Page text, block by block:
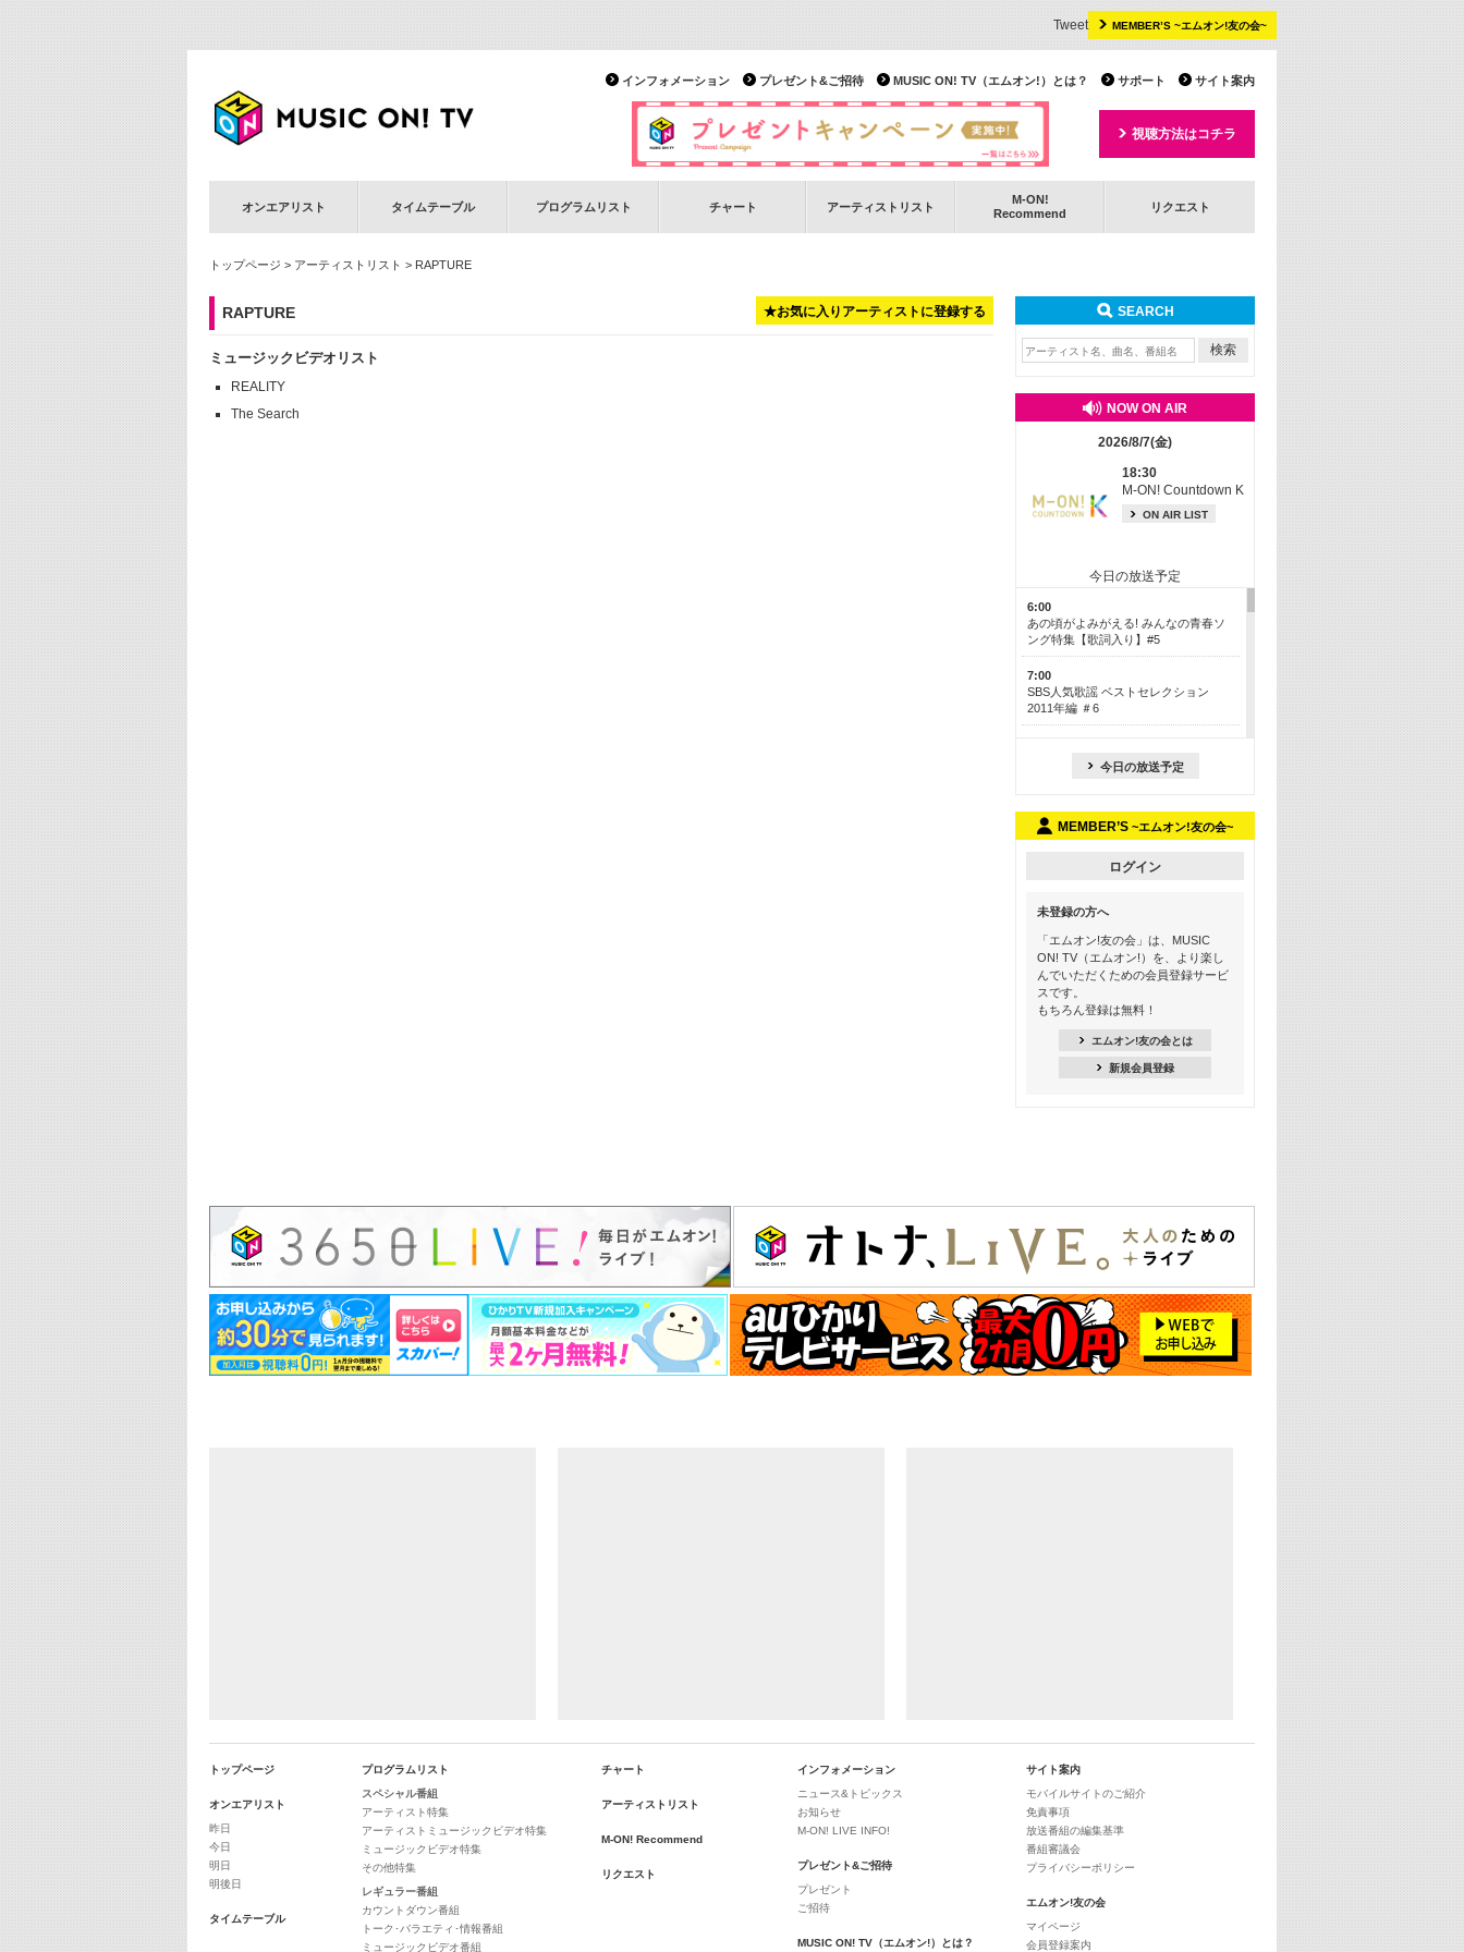
MEMBER’S ~エムオン!友の会~
Tweet
サイト案内
サポート
MUSIC ON! TV（エムオン!）とは？
プレゼント&ご招待
インフォメーション
視聴方法はコチラ
オンエアリスト タイムテーブル プログラムリスト チャート アーティストリスト
M-ON!
Recommend
リクエスト
トップページ > アーティストリスト > RAPTURE
★お気に入りアーティストに登録する
RAPTURE
ミュージックビデオリスト
REALITY
The Search
SEARCH
NOW ON AIR
2026/8/7(金)
18:30
M-ON! Countdown K
ON AIR LIST
今日の放送予定
6:00
あの頃がよみがえる! みんなの青春ソ
ング特集【歌詞入り】#5
7:00
SBS人気歌謡 ベストセレクション
2011年編 ＃6
今も昔も愛される鉄板カラオケメドレ
ー【歌詞入り】 一挙5時間！
13:30
Apple Music カウントダウン 20
16:30
あのころK-POPヒッツ! 2018→2021年
18:30
M-ON! Countdown K
23:00
SUPER EIGHT特集
24:00
25:00
エムオン! ヒッツ
26:00
今日の放送予定
MEMBER’S ~エムオン!友の会~
ログイン
未登録の方へ
「エムオン!友の会」は、MUSIC
ON! TV（エムオン!）を、より楽し
んでいただくための会員登録サービ
スです。
もちろん登録は無料！
エムオン!友の会とは
新規会員登録
トップページ
オンエアリスト
昨日
今日
明日
明後日
タイムテーブル
プログラムリスト
スペシャル番組
アーティスト特集
アーティストミュージックビデオ特集
ミュージックビデオ特集
その他特集
レギュラー番組
カウントダウン番組
トーク･バラエティ･情報番組
ミュージックビデオ番組
チャート
アーティストリスト
M-ON! Recommend
リクエスト
インフォメーション
ニュース&トピックス
お知らせ
M-ON! LIVE INFO!
プレゼント&ご招待
プレゼント
ご招待
MUSIC ON! TV（エムオン!）とは？
サイト案内
モバイルサイトのご紹介
免責事項
放送番組の編集基準
番組審議会
プライバシーポリシー
エムオン!友の会
マイページ
会員登録案内